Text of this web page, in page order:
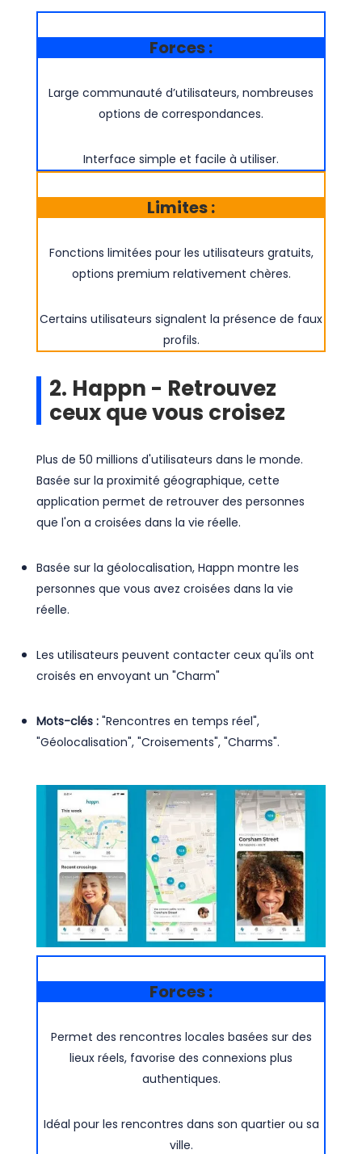
Forces :
Large communauté d’utilisateurs, nombreuses
options de correspondances.
Interface simple et facile à utiliser.
Limites :
Fonctions limitées pour les utilisateurs gratuits,
options premium relativement chères.
Certains utilisateurs signalent la présence de faux
profils.
2. Happn - Retrouvez
ceux que vous croisez
Plus de 50 millions d'utilisateurs dans le monde.
Basée sur la proximité géographique, cette
application permet de retrouver des personnes
que l'on a croisées dans la vie réelle.
Basée sur la géolocalisation, Happn montre les
personnes que vous avez croisées dans la vie
réelle.
Les utilisateurs peuvent contacter ceux qu'ils ont
croisés en envoyant un "Charm"
Mots-clés : "Rencontres en temps réel",
"Géolocalisation", "Croisements", "Charms".
Forces :
Permet des rencontres locales basées sur des
lieux réels, favorise des connexions plus
authentiques.
Idéal pour les rencontres dans son quartier ou sa
ville.